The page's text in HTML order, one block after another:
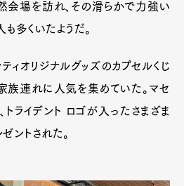
会場を訪れ、その滑らかで力強い
多くいたようだ。
ィオリジナルグッズのカプセルくじ
族連れに人気を集めていた。マセ
トライデント ロゴが入ったさまざま
ントされた。